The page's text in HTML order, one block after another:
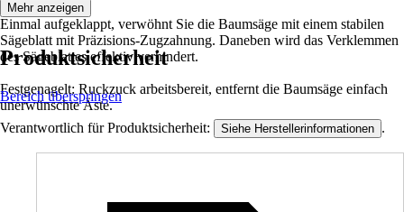
Einmal aufgeklappt, verwöhnt Sie die Baumsäge mit einem stabilen
Sägeblatt mit Präzisions-Zugzahnung. Daneben wird das Verklemmen
des Sägeblattes effektiv verhindert.
Festgenagelt: Ruckzuck arbeitsbereit, entfernt die Baumsäge einfach
unerwünschte Äste.
Mehr anzeigen
Produktsicherheit
Bereich überspringen
Verantwortlich für Produktsicherheit: Siehe Herstellerinformationen .